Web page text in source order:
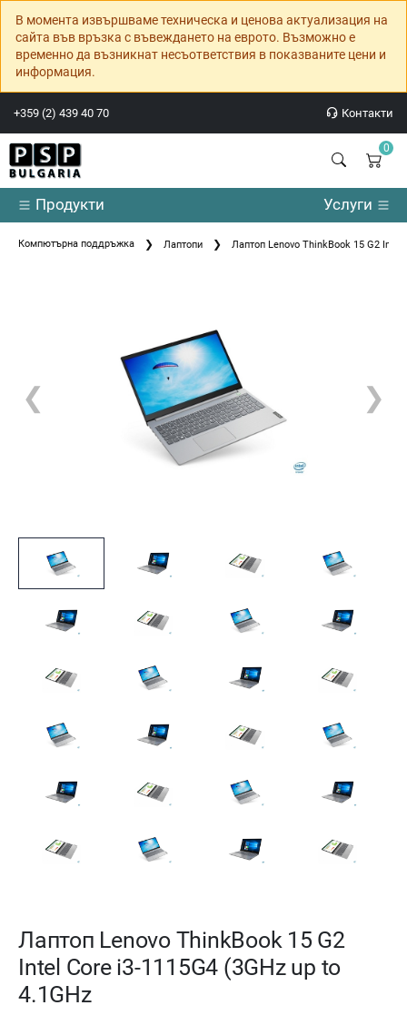
В момента извършваме техническа и ценова актуализация на
сайта във връзка с въвеждането на еврото. Възможно е
временно да възникнат несъответствия в показваните цени и
информация.
+359 (2) 439 40 70 Контакти
0
Продукти Услуги
Компютърна поддръжка Лаптопи Лаптоп Lenovo ThinkBook 15 G2 Intel
❮ ❯
Лаптоп Lenovo ThinkBook 15 G2
Intel Core i3-1115G4 (3GHz up to
4.1GHz